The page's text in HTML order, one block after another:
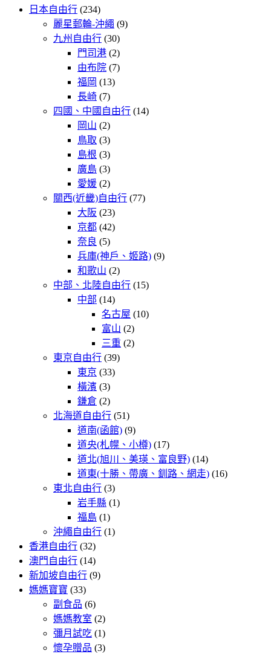
日本自由行 (234)
麗星郵輪-沖繩 (9)
九州自由行 (30)
門司港 (2)
由布院 (7)
福岡 (13)
長崎 (7)
四國、中國自由行 (14)
岡山 (2)
鳥取 (3)
島根 (3)
廣島 (3)
愛媛 (2)
關西(近畿)自由行 (77)
大阪 (23)
京都 (42)
奈良 (5)
兵庫(神戶、姬路) (9)
和歌山 (2)
中部、北陸自由行 (15)
中部 (14)
名古屋 (10)
富山 (2)
三重 (2)
東京自由行 (39)
東京 (33)
橫濱 (3)
鎌倉 (2)
北海道自由行 (51)
道南(函館) (9)
道央(札幌、小樽) (17)
道北(旭川、美瑛、富良野) (14)
道東(十勝、帶廣、釧路、網走) (16)
東北自由行 (3)
岩手縣 (1)
福島 (1)
沖繩自由行 (1)
香港自由行 (32)
澳門自由行 (14)
新加坡自由行 (9)
媽媽寶寶 (33)
副食品 (6)
媽媽教室 (2)
彌月試吃 (1)
懷孕贈品 (3)